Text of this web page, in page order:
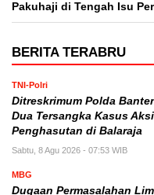
Pakuhaji di Tengah Isu
BERITA TERABRU
TNI-Polri
Ditreskrimum Polda
Dua Tersangka Kasus
Penghasutan di Balaraja
Sabtu, 8 Agu 2026 - 07:53 WIB
MBG
Dugaan Permasalahan